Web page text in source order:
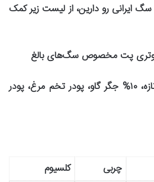
رو دارین، از لیست زیر کمک
پت مخصوص سگ‌های بالغ
۱۰%
جگر گاو، پودر تخم مرغ، پودر
چربی
کلسیوم